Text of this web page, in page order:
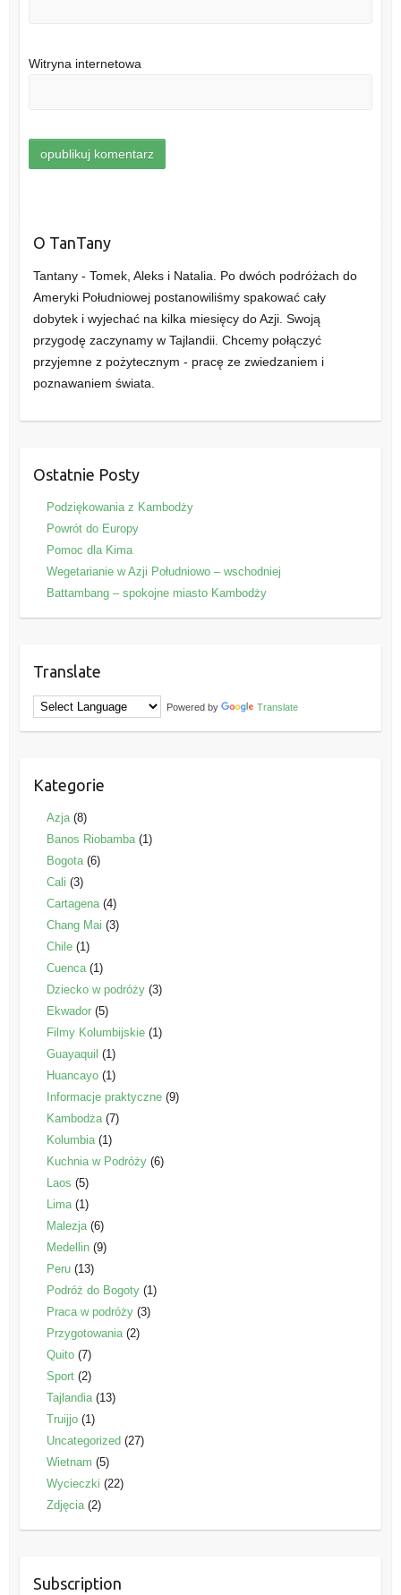
Witryna internetowa
O TanTany
Tantany - Tomek, Aleks i Natalia. Po dwóch podróżach do
Ameryki Południowej postanowiliśmy spakować cały
dobytek i wyjechać na kilka miesięcy do Azji. Swoją
przygodę zaczynamy w Tajlandii. Chcemy połączyć
przyjemne z pożytecznym - pracę ze zwiedzaniem i
poznawaniem świata.
Ostatnie Posty
Podziękowania z Kambodży
Powrót do Europy
Pomoc dla Kima
Wegetarianie w Azji Południowo – wschodniej
Battambang – spokojne miasto Kambodży
Translate
Powered by Translate
Kategorie
Azja(8)
Banos Riobamba(1)
Bogota(6)
Cali (3)
Cartagena(4)
Chang Mai (3)
Chile(1)
Cuenca(1)
Dziecko w podróży(3)
Ekwador(5)
Filmy Kolumbijskie(1)
Guayaquil (1)
Huancayo(1)
Informacje praktyczne(9)
Kambodża(7)
Kolumbia(1)
Kuchnia w Podróży(6)
Laos (5)
Lima(1)
Malezja(6)
Medellin(9)
Peru(13)
Podróż do Bogoty(1)
Praca w podróży(3)
Przygotowania(2)
Quito(7)
Sport(2)
Tajlandia(13)
Truijjo(1)
Uncategorized (27)
Wietnam (5)
Wycieczki (22)
Zdjęcia(2)
Subscription